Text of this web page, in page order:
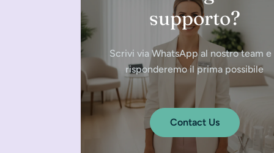
supporto?
Scrivi via WhatsApp al nostro team
risponderemo il prima possibile
Contact Us